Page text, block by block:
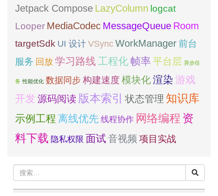
Jetpack Compose LazyColumn logcat
Looper MediaCodec MessageQueue Room
targetSdk UI 设计 VSyncWorkManager前台
服务 回放 学习路线 工程化帧率 平台层 异步任
务 性能优化 数据同步 构建速度 模块化渲染 游戏
开发 源码阅读 版本索引 状态管理 知识库
示例工程 离线优先 线程协作 网络编程 资
料下载 隐私权限 面试 音视频 项目实战